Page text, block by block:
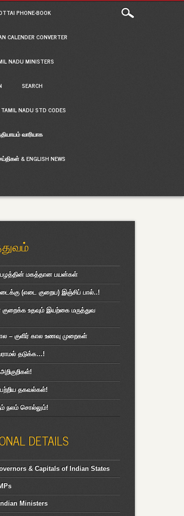
PHONE-BOOK
CALENDER CONVERTER
NADU MINISTERS
SEARCH
TAMIL NADU STD CODES
வாரியாக
& ENGLISH NEWS
பழத்தின் மகத்தான பயன்கள்
(எடை குறைய) இஞ்சிப் பால்..!
உதவும் இயற்கை மருத்துவ
– குளிர் கால உணவு முறைகள்
தடுக்க…!
தகவல்கள்!
நலம் சொல்லும்!
DETAILS
& Capitals of Indian States
Ministers